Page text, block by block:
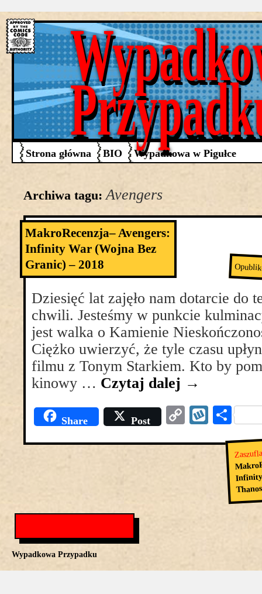
Strona główna BIO Wypadkowa w Pigułce
Archiwa tagu:Avengers
MakroRecenzja– Avengers:
Infinity War (Wojna Bez
Granic) – 2018
Dziesięć lat zajęło nam dotarcie do
chwili. Jesteśmy w punkcie
jest walka o Kamienie
Ciężko uwierzyć, że tyle czasu
filmu z Tonym Starkiem. Kto by
kinowy … Czytaj dalej →
Share Post
Copy
się
Thanos
Wypadkowa Przypadku